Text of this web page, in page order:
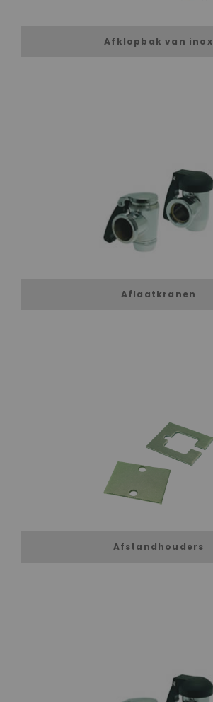
Afklopbak van inox
Aflaatkranen
Afstandhouders